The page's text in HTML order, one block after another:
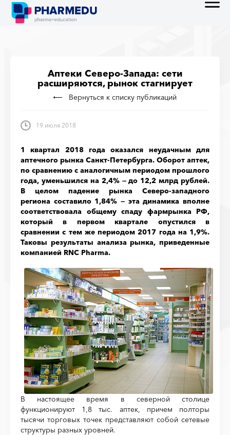
Аптеки Северо-Запада: сети
расширяются, рынок стагнирует
Вернуться к списку публикаций
19 июля 2018
1 квартал 2018 года оказался неудачным для
аптечного рынка Санкт-Петербурга. Оборот аптек,
по сравнению с аналогичным периодом прошлого
года, уменьшился на 2,4% — до 12,2 млрд рублей.
В целом падение рынка Северо-западного
региона составило 1,84% — эта динамика вполне
соответствовала общему спаду фармрынка РФ,
который в первом квартале опустился в
сравнении с тем же периодом 2017 года на 1,9%.
Таковы результаты анализа рынка, приведенные
компанией RNC Pharma.
В настоящее время в северной столице
функционируют 1,8 тыс. аптек, причем полторы
тысячи торговых точек представляют собой сетевые
структуры разных уровней.